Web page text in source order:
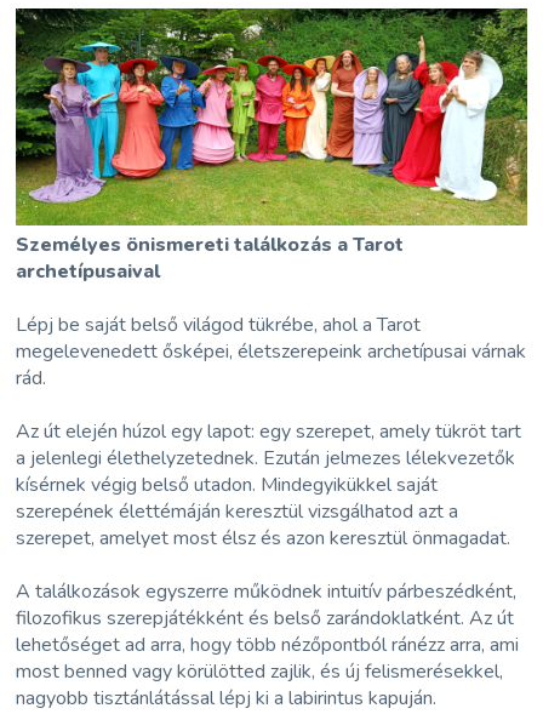
Személyes önismereti találkozás a Tarot
archetípusaival
Lépj be saját belső világod tükrébe, ahol a Tarot
megelevenedett ősképei, életszerepeink archetípusai várnak
rád.
Az út elején húzol egy lapot: egy szerepet, amely tükröt tart
a jelenlegi élethelyzetednek. Ezután jelmezes lélekvezetők
kísérnek végig belső utadon. Mindegyikükkel saját
szerepének élettémáján keresztül vizsgálhatod azt a
szerepet, amelyet most élsz és azon keresztül önmagadat.
A találkozások egyszerre működnek intuitív párbeszédként,
filozofikus szerepjátékként és belső zarándoklatként. Az út
lehetőséget ad arra, hogy több nézőpontból ránézz arra, ami
most benned vagy körülötted zajlik, és új felismerésekkel,
nagyobb tisztánlátással lépj ki a labirintus kapuján.